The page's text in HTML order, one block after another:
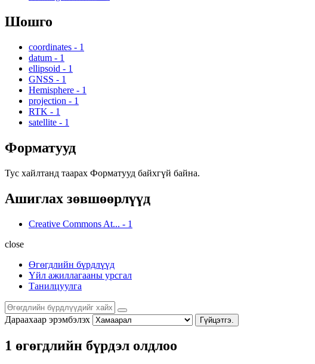
Шошго
coordinates - 1
datum - 1
ellipsoid - 1
GNSS - 1
Hemisphere - 1
projection - 1
RTK - 1
satellite - 1
Форматууд
Тус хайлтанд таарах Форматууд байхгүй байна.
Ашиглах зөвшөөрлүүд
Creative Commons At... - 1
close
Өгөгдлийн бүрдлүүд
Үйл ажиллагааны урсгал
Танилцуулга
Дараахаар эрэмбэлэх Гүйцэтгэ.
1 өгөгдлийн бүрдэл олдлоо